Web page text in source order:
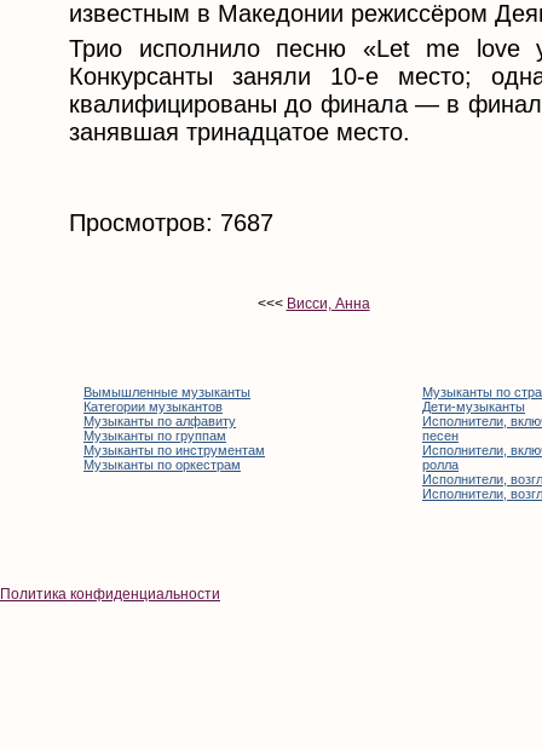
известным в Македонии режиссёром
Трио исполнило песню «Let me
Конкурсанты заняли 10-е место;
квалифицированы до финала — в
занявшая тринадцатое место.
Просмотров: 7687
<<< Висси, Анна
Вымышленные музыканты
Категории музыкантов
Музыканты по алфавиту
Музыканты по группам
Музыканты по инструментам
Музыканты по оркестрам
Музыканты по
Дети-музыканты
Исполнители,
песен
Исполнители,
ролла
Исполнители,
Исполнители,
Политика конфиденциальности